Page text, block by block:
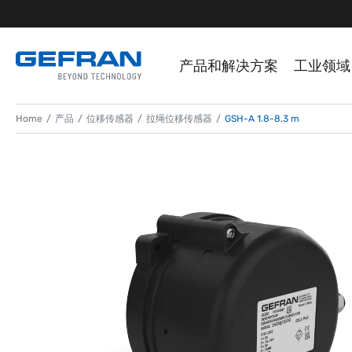
产品和解决方案 工业领域
Home 产品 位移传感器 拉绳位移传感器 GSH-A 1.8-8.3 m